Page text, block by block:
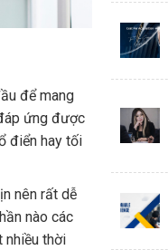
để mang
ứng được
điển hay tối
nên rất dễ
nào các
nhiều thời